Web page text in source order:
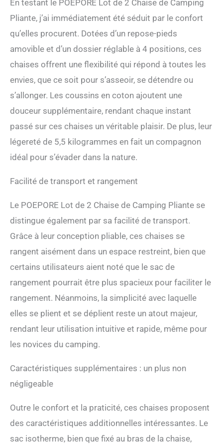
plus détendu lorsque vous
repose-pieds amovible avec
fermeture éclair rend ces
chaises de camping
extrêmement polyvalentes.
Cette chaise de camping
polyvalente peut être
utilisée comme chaise
longue ou chaise, vous
permettant de vous asseoir
ou de vous allonger et de
vous détendre. Vous
pouvez facilement le
selon vos besoins, ce qui
repos Robuste et Résistant:
est dotée d'une armature
métallique à haute
résistance et d'un siège en
tissu Oxford 600D, solide et
stable. La structure
métallique offre une
excellente stabilité et
supporte jusqu’à 120 kg.
Les tapis antidérapants
empêchent la chaise de
La chaise de camping
pliante est facile à
rangement inclus est facile
5,0 kg. Idéal pour le
camping, les excursions en
activités de plein air Plus de
En testant le POEPORE Lot de 2 Chaise de Camping
Pliante, j’ai immédiatement été séduit par le confort
qu’elles procurent. Dotées d’un repose-pieds
amovible et d’un dossier réglable à 4 positions, ces
chaises offrent une flexibilité qui répond à toutes les
envies, que ce soit pour s’asseoir, se détendre ou
s’allonger. Les coussins en coton ajoutent une
douceur supplémentaire, rendant chaque instant
passé sur ces chaises un véritable plaisir. De plus, leur
légereté de 5,5 kilogrammes en fait un compagnon
idéal pour s’évader dans la nature.
Facilité de transport et rangement
Le POEPORE Lot de 2 Chaise de Camping Pliante se
distingue également par sa facilité de transport.
Grâce à leur conception pliable, ces chaises se
rangent aisément dans un espace restreint, bien que
certains utilisateurs aient noté que le sac de
rangement pourrait être plus spacieux pour faciliter le
rangement. Néanmoins, la simplicité avec laquelle
elles se plient et se déplient reste un atout majeur,
rendant leur utilisation intuitive et rapide, même pour
les novices du camping.
Caractéristiques supplémentaires : un plus non
négligeable
Outre le confort et la praticité, ces chaises proposent
des caractéristiques additionnelles intéressantes. Le
sac isotherme, bien que fixé au bras de la chaise,